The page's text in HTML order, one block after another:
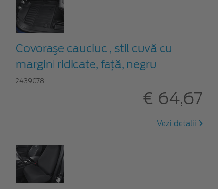
Covoraşe cauciuc , stil cuvă cu
margini ridicate, față, negru
2439078
€ 64,67
Vezi detalii